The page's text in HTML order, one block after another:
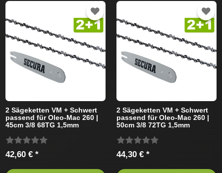
2 Sägeketten VM + Schwert
passend für Oleo-Mac 260 |
45cm 3/8 68TG 1,5mm
42,60 € *
2 Sägeketten VM + Schwert
passend für Oleo-Mac 260 |
50cm 3/8 72TG 1,5mm
44,30 € *